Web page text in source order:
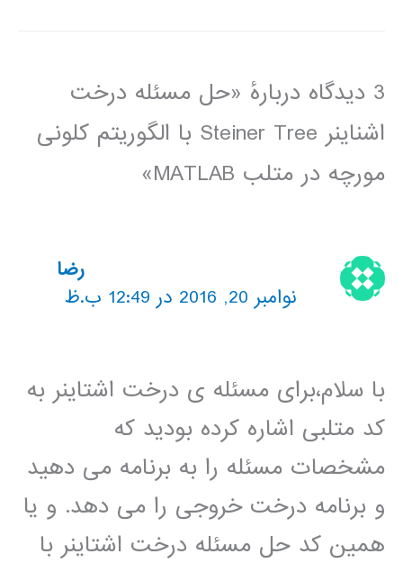
3 دیدگاه دربارهٔ «حل مسئله درخت
اشناینر Steiner Tree با الگوریتم کلونی
مورچه در متلب MATLAB»
رضا
نوامبر 20, 2016 در 12:49 ب.ظ
با سلام،برای مسئله ی درخت اشتاینر به
کد متلبی اشاره کرده بودید که
مشخصات مسئله را به برنامه می دهید
و برنامه درخت خروجی را می دهد. و یا
همین کد حل مسئله درخت اشتاینر با